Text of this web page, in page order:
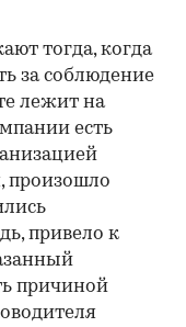
тогда, когда
за соблюдение
лежит на
есть
произошло
привело к
причиной